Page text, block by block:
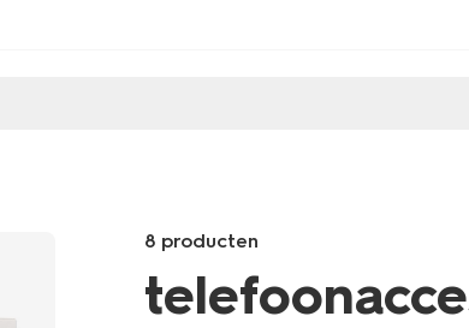
8 producten